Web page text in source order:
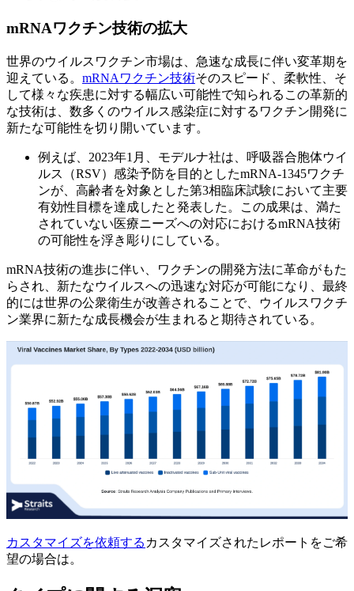
mRNAワクチン技術の拡大
世界のウイルスワクチン市場は、急速な成長に伴い変革期を
迎えている。 mRNAワクチン技術そのスピード、柔軟性、そ
して様々な疾患に対する幅広い可能性で知られるこの革新的
な技術は、数多くのウイルス感染症に対するワクチン開発に
新たな可能性を切り開いています。
例えば、2023年1月、モデルナ社は、呼吸器合胞体ウイ
ルス（RSV）感染予防を目的としたmRNA-1345ワクチ
ンが、高齢者を対象とした第3相臨床試験において主要
有効性目標を達成したと発表した。この成果は、満た
されていない医療ニーズへの対応におけるmRNA技術
の可能性を浮き彫りにしている。
mRNA技術の進歩に伴い、ワクチンの開発方法に革命がもた
らされ、新たなウイルスへの迅速な対応が可能になり、最終
的には世界の公衆衛生が改善されることで、ウイルスワクチ
ン業界に新たな成長機会が生まれると期待されている。
カスタマイズを依頼する カスタマイズされたレポートをご希
望の場合は。